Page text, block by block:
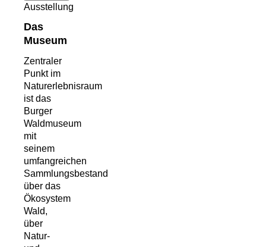
Ausstellung
Das
Museum
Zentraler
Punkt im
Naturerlebnisraum
ist das
Burger
Waldmuseum
mit
seinem
umfangreichen
Sammlungsbestand
über das
Ökosystem
Wald,
über
Natur-